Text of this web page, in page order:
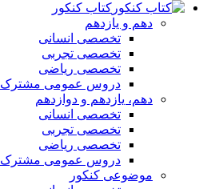
کتاب کنکور
دهم و یازدهم
تخصصی انسانی
تخصصی تجربی
تخصصی ریاضی
دروس عمومی مشترک
دهم، یازدهم و دوازدهم
تخصصی انسانی
تخصصی تجربی
تخصصی ریاضی
دروس عمومی مشترک
موضوعی کنکور